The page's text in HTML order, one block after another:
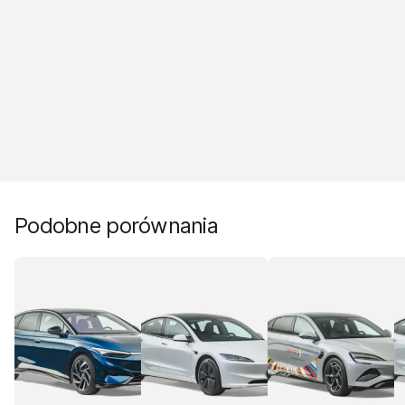
Podobne porównania